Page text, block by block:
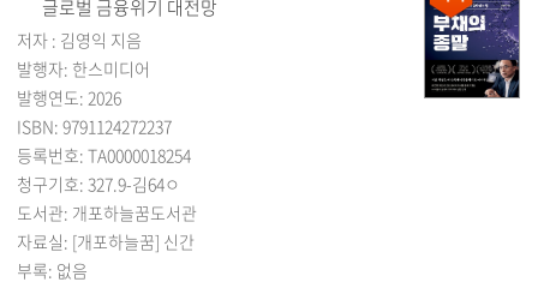
글로벌 금융위기 대전망
저자 : 김영익 지음
발행자: 한스미디어
발행연도: 2026
ISBN: 9791124272237
등록번호: TA0000018254
청구기호: 327.9-김64ㅇ
도서관: 개포하늘꿈도서관
자료실: [개포하늘꿈] 신간
부록: 없음